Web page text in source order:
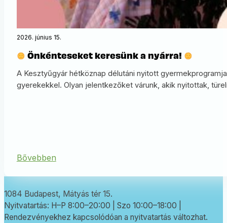
2026. június 15.
Önkénteseket keresünk a nyárra!
A Kesztyűgyár hétköznap délutáni nyitott
gyerekekkel. Olyan jelentkezőket várunk, akik nyitottak,
Bővebben
1084 Budapest, Mátyás tér 15.
Nyitvatartás: H–P 8:00–20:00 | Szo 10:00–18:00 |
Rendezvényekhez kapcsolódóan a nyitvatartás változhat.